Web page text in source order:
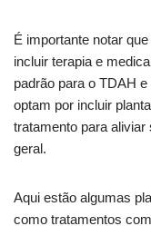
É importante notar
incluir terapia e
padrão para o TDAH
optam por incluir
tratamento para
geral.
Aqui estão algumas
como tratamentos